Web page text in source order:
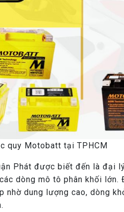
quy Motobatt tại TPHCM
Phát được biết đến là đại
dòng mô tô phân khối
nhờ dung lượng cao, dòng